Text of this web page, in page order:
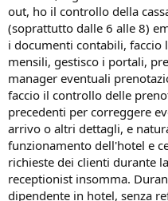
out, ho il controllo della
(soprattutto dalle 6 alle 8)
i documenti contabili, faccio
mensili, gestisco i portali,
manager eventuali
faccio il controllo delle
precedenti per correggere
arrivo o altri dettagli, e
funzionamento dell'hotel e
richieste dei clienti durante
receptionist insomma.
dipendente in hotel, senza